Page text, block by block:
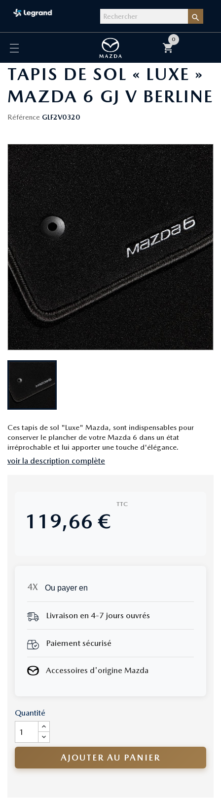

shopping_cart
0
TAPIS DE SOL « LUXE »
MAZDA 6 GJ V BERLINE
Référence GLF2V0320
Ces tapis de sol "Luxe" Mazda, sont indispensables pour
conserver le plancher de votre Mazda 6 dans un état
irréprochable et lui apporter une touche d'élégance.
voir la description complète
119,66 €
TTC
Ou payer en
Livraison en 4-7 jours ouvrés
Paiement sécurisé
Accessoires d'origine Mazda
Quantité
AJOUTER AU PANIER